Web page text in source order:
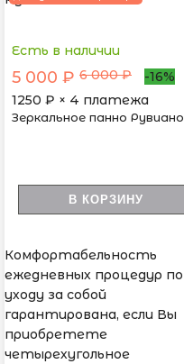
Есть в наличии
5 000 ₽ 6 000 ₽
-16%
1250 ₽ × 4 платежа
Зеркальное панно Рувиано
В КОРЗИНУ
Комфортабельность
ежедневных процедур по
уходу за собой
гарантирована, если Вы
приобретете
четырехугольное